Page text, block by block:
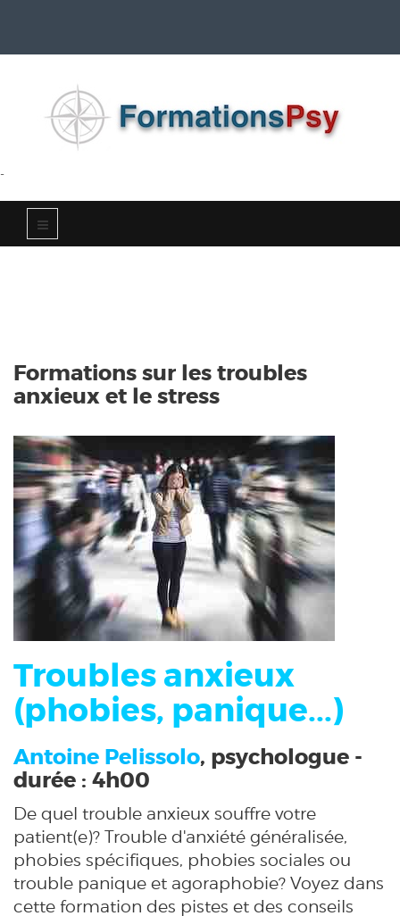
-
Formations sur les troubles
anxieux et le stress
Troubles anxieux
(phobies, panique...)
Antoine Pelissolo, psychologue -
durée : 4h00
De quel trouble anxieux souffre votre
patient(e)? Trouble d'anxiété généralisée,
phobies spécifiques, phobies sociales ou
trouble panique et agoraphobie? Voyez dans
cette formation des pistes et des conseils